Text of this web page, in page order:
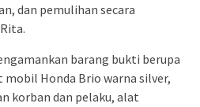
dan pemulihan secara
barang bukti berupa
Honda Brio warna silver,
korban dan pelaku, alat